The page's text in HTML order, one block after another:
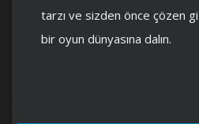
tarzı ve sizden önce çözen
bir oyun dünyasına dalın.